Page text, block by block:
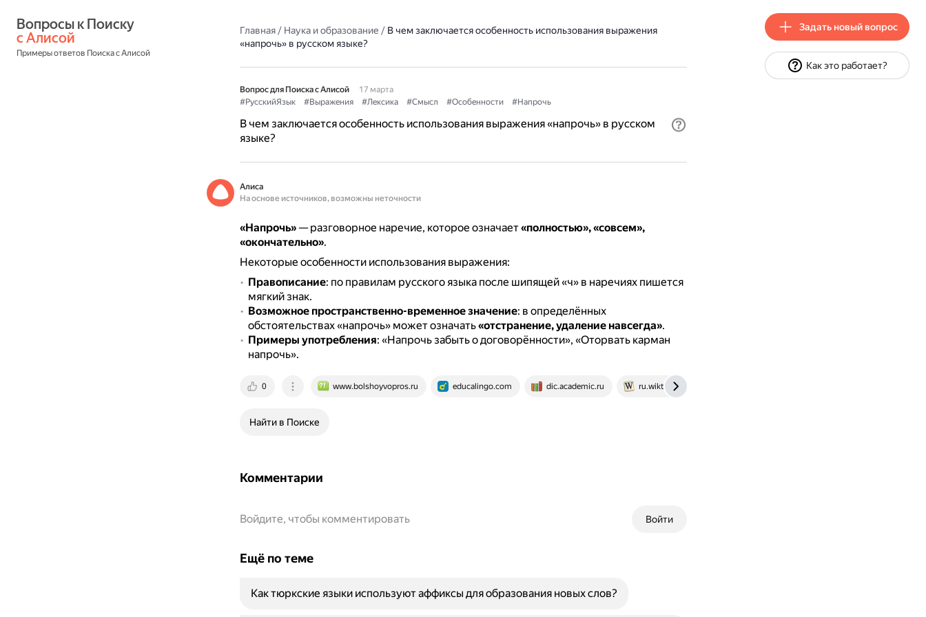
с Алисой
Примеры ответов Поиска с Алисой
Главная/ Наука и образование / В чем заключается особенность использования выражения
«напрочь» в русском языке?
Вопрос для Поиска с Алисой
17 марта
#РусскийЯзык
#Выражения #Лексика #Смысл #Особенности #Напрочь
В чем заключается особенность использования выражения «напрочь» в русском
языке?
Алиса
На основе источников, возможны неточности
«Напрочь»— разговорное наречие, которое означает«полностью», «совсем»,
«окончательно».
Некоторые особенности использования выражения:
Правописание: по правилам русского языка после шипящей «ч» в наречиях пишется
мягкий знак.
Возможное пространственно-временное значение: в определённых
обстоятельствах «напрочь» может означать«отстранение, удаление навсегда».
Примеры употребления: «Напрочь забыть о договорённости», «Оторвать карман
напрочь».
0 www.bolshoyvopros.ru educalingo.com dic.academic.ru ru.wiktionary.org
Найти в Поиске
Комментарии
Войти
Войдите, чтобы комментировать
Ещё по теме
Как тюркские языки используют аффиксы для образования новых слов?
Задать новый вопрос
Как это работает?